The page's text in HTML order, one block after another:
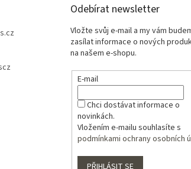
Odebírat newsletter
Vložte svůj e-mail a my vám
zasílat informace o nových
na našem e-shopu.
E-mail
Chci dostávat informace o
novinkách.
Vložením e-mailu souhlasíte s
podmínkami ochrany osobních